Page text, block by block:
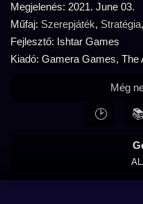
Megjelenés: 2021. June 03.
Műfaj: Szerepjáték, Stratégia,
Fejlesztő: Ishtar Games
Kiadó: Gamera Games, The
Még
🕑